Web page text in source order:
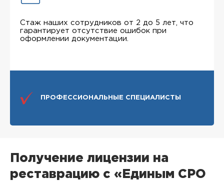
Стаж наших сотрудников от 2 до 5 лет, что
гарантирует отсутствие ошибок при
оформлении документации.
ПРОФЕССИОНАЛЬНЫЕ СПЕЦИАЛИСТЫ
Получение лицензии на
реставрацию с «Единым СРО